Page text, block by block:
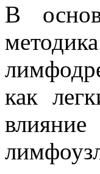
В
как